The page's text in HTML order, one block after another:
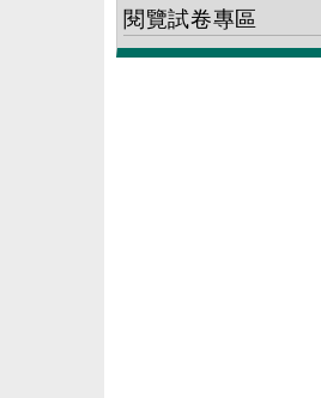
閱覽試卷專區